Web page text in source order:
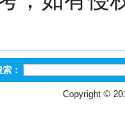
：
Copyright ©